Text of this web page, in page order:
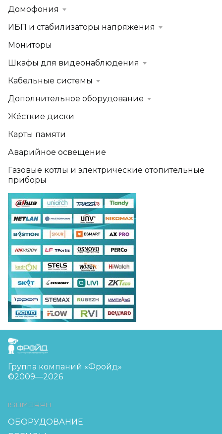
Домофония
ИБП и стабилизаторы напряжения
Мониторы
Шкафы для видеонаблюдения
Кабельные системы
Дополнительное оборудование
Жёсткие диски
Карты памяти
Аварийное освещение
Газовые котлы и электрические отопительные
приборы
FreudGroup
Группа компаний «Фройд»
©2009—2026
ISOMORPH
ОБОРУДОВАНИЕ